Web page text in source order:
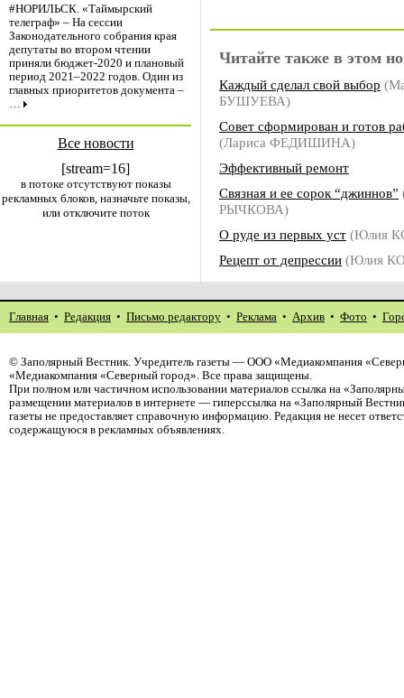
#НОРИЛЬСК. «Таймырский
телеграф» – На сессии
Законодательного собрания края
депутаты во втором чтении
приняли бюджет-2020 и плановый
период 2021–2022 годов. Один из
главных приоритетов документа –
…
Все новости
[stream=16]
в потоке отсутствуют показы
рекламных блоков, назначьте показы,
или отключите поток
Читайте также в этом
Каждый сделал свой выбор
БУШУЕВА)
Совет сформирован и готов
(Лариса ФЕДИШИНА)
Эффективный ремонт
Связная и ее сорок “джиннов”
РЫЧКОВА)
О руде из первых уст (Юлия
Рецепт от депрессии (Юлия
Главная • Редакция • Письмо редактору • Реклама • Архив • Фото •
© Заполярный Вестник. Учредитель газеты — ООО «Медиакомпания
«Медиакомпания «Северный город». Все права защищены.
При полном или частичном использовании материалов ссылка на
размещении материалов в интернете — гиперссылка на «Заполярный
газеты не предоставляет справочную информацию. Редакция не несет
содержащуюся в рекламных объявлениях.